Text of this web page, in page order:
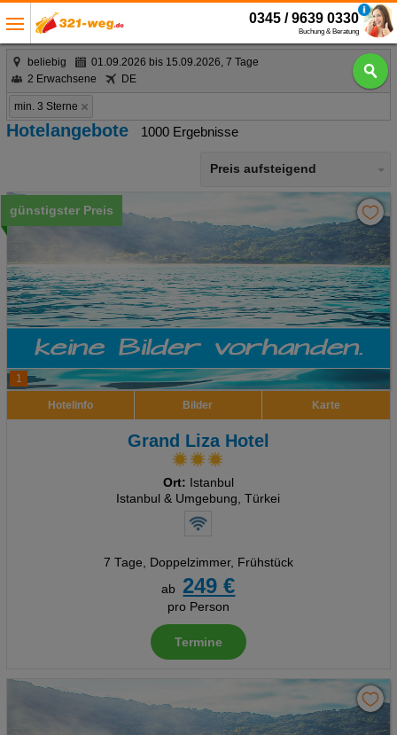
0345 / 9639 0330
Buchung & Beratung
beliebig
01.09.2026 bis 15.09.2026, 7 Tage
2 Erwachsene
DE
min. 3 Sterne
Hotelangebote 1000 Ergebnisse
Preis aufsteigend
1
günstigster Preis
Hotelinfo Bilder Karte
Grand Liza Hotel
Ort: Istanbul
Istanbul & Umgebung, Türkei
7 Tage, Doppelzimmer, Frühstück
ab
249 €
pro Person
Termine